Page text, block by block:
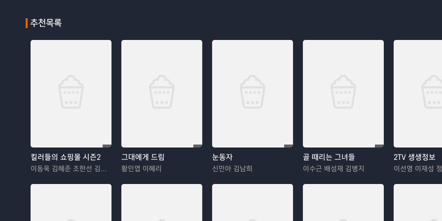
추천목록
킬러들의 쇼핑몰 시즌2
이동욱 김혜준 조한선 김해나
그대에게 드림
황인엽 이혜리
눈동자
신민아 김남희
골 때리는 그녀들
이수근 배성재 김병지
2TV 생생정보
이선영 이재성